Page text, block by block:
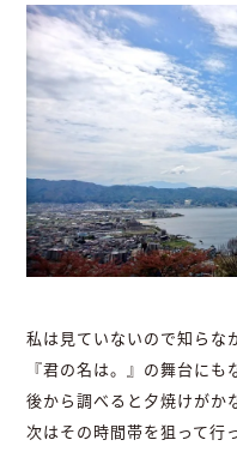
私は見ていないので知らな
『君の名は。』の舞台に
後から調べると夕焼けがか
次はその時間帯を狙って行